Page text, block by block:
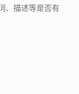
、描述等是否有